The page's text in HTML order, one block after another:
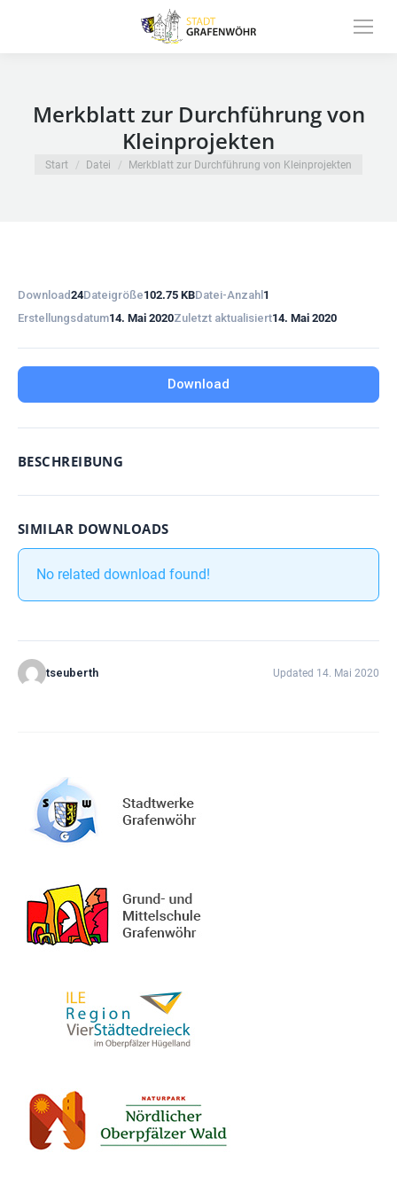
Merkblatt zur Durchführung von
Kleinprojekten
Sie befinden sich hier:
Start Datei Merkblatt zur Durchführung von Kleinprojekten
Download24Dateigröße102.75 KBDatei-Anzahl 1
Erstellungsdatum14. Mai 2020Zuletzt aktualisiert14. Mai 2020
Download
BESCHREIBUNG
SIMILAR DOWNLOADS
No related download found!
tseuberth Updated 14. Mai 2020